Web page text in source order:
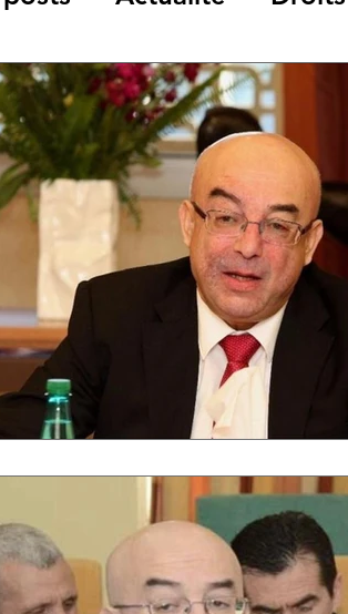
Littérature Interviews